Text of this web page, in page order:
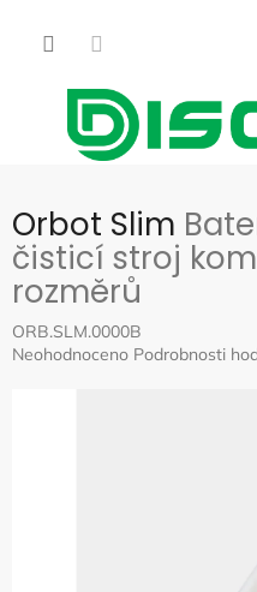
obsah
Orbot Slim
čisticí stroj
rozměrů
ORB.SLM.0000B
Průměrné
Neohodnoceno Podrobnosti